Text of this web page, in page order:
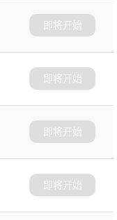
即将开始
即将开始
即将开始
即将开始